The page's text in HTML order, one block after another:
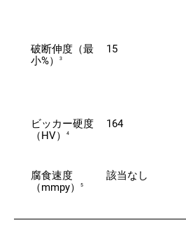
破断伸度（最
小%）3
15
ビッカー硬度
（HV）4
164
腐食速度
（mmpy）5
該当なし